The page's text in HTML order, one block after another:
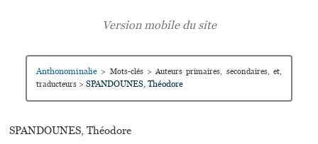
Anthonominalie > Mots-clés > Auteurs primaires, secondaires, et,
traducteurs > SPANDOUNES, Théodore
SPANDOUNES, Théodore